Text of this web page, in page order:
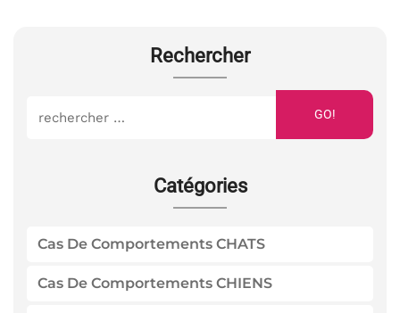
Rechercher
GO!
Catégories
Cas De Comportements CHATS
Cas De Comportements CHIENS